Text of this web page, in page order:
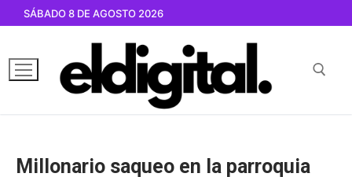
contenido
SÁBADO 8 DE AGOSTO 2026
Millonario saqueo en la parroquia